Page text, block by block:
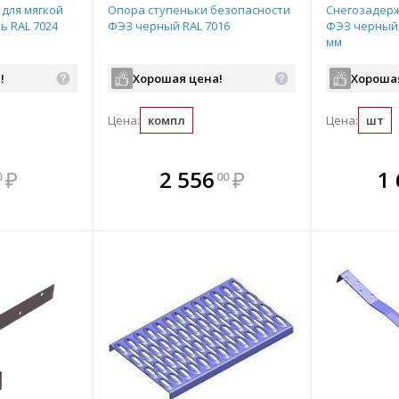
мягкой
RAL 7024
₽
В комплекте
всегда выгоднее!
Опора ступеньки безопасности
ФЭЗ черный RAL 7016
Хорошая цена!
Цена: компл
2 556 00 ₽
В
всегда
ФЭЗ черный
мм
Цена: шт
В комплекте
всегда выгоднее!
1